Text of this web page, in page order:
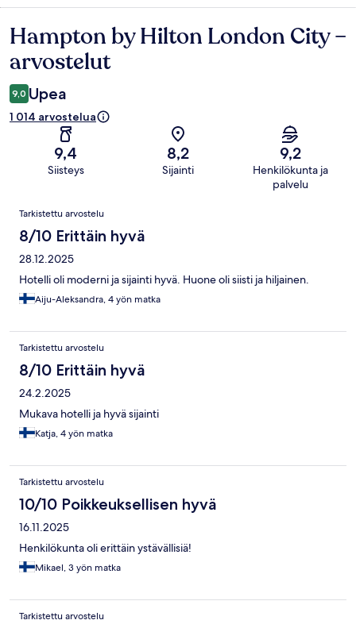
Arvostelut
Hampton by Hilton London City –
arvostelut
9,0 Upea
1 014 arvostelua
9,4
Siisteys
8,2
Sijainti
9,2
Henkilökunta ja
palvelu
Arvostelut
Tarkistettu arvostelu
8/10 Erittäin hyvä
28.12.2025
Hotelli oli moderni ja sijainti hyvä. Huone oli siisti ja hiljainen.
Aiju-Aleksandra, 4 yön matka
Tarkistettu arvostelu
8/10 Erittäin hyvä
24.2.2025
Mukava hotelli ja hyvä sijainti
Katja, 4 yön matka
Tarkistettu arvostelu
10/10 Poikkeuksellisen hyvä
16.11.2025
Henkilökunta oli erittäin ystävällisiä!
Mikael, 3 yön matka
Tarkistettu arvostelu